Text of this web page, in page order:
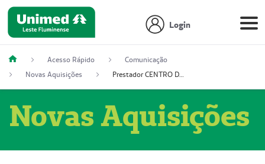
Login
Acesso Rápido
Comunicação
Novas Aquisições
Prestador CENTRO DE ONCOLOGIA
Novas Aquisições